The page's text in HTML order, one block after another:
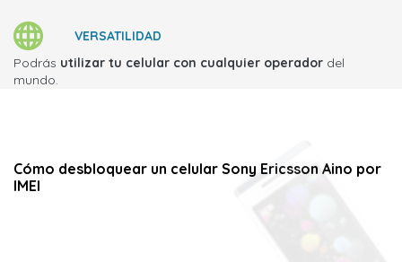
VERSATILIDAD
Podrás utilizar tu celular con cualquier operador del
mundo.
Cómo desbloquear un celular Sony Ericsson Aino por
IMEI